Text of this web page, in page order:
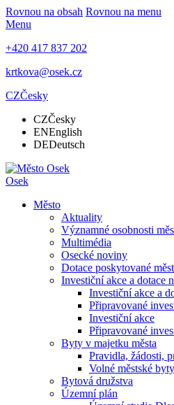
Rovnou na obsah Rovnou na menu
Menu
+420 417 837 202
krtkova@osek.cz
CZČesky
CZČesky
ENEnglish
DEDeutsch
Osek
Město
Aktuality
Významné osobnosti
Multimédia
Osecké noviny
Dotace poskytované
Investiční akce a dotace
Investiční akce a
Připravované
Investiční akce
Připravované
Byty v majetku města
Pravidla, žádosti,
Volné městské
Bytová družstva
Územní plán